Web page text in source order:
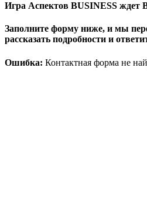
Игра Аспектов BUSINESS ждет
Заполните форму ниже, и мы
рассказать подробности и
Ошибка: Контактная форма не